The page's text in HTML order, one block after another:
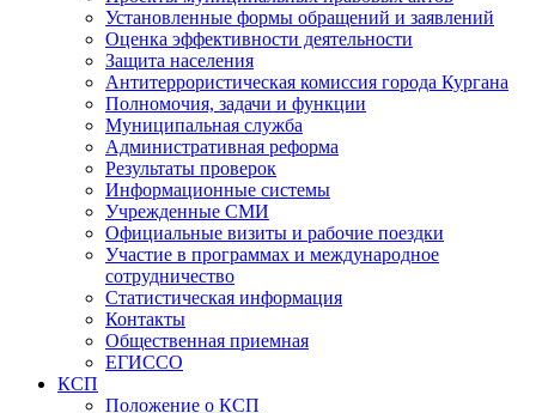
Установленные формы обращений и заявлений
Оценка эффективности деятельности
Защита населения
Антитеррористическая комиссия города Кургана
Полномочия, задачи и функции
Муниципальная служба
Административная реформа
Результаты проверок
Информационные системы
Учрежденные СМИ
Официальные визиты и рабочие поездки
Участие в программах и международное
сотрудничество
Статистическая информация
Контакты
Общественная приемная
ЕГИССО
КСП
Положение о КСП